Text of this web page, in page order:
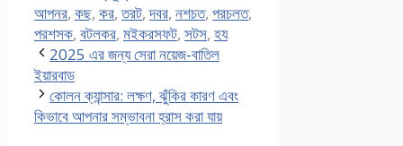
আপনর, কছ, কর,তরট,দবর, নশচত, পরচলত,
পরশসক, বটলকর, মইকরসফট, সটস, হয
2025 এর জন্য সেরা নয়েজ-বাতিল
ইয়ারবাড
কোলন ক্যান্সার: লক্ষণ, ঝুঁকির কারণ এবং
কিভাবে আপনার সম্ভাবনা হ্রাস করা যায়